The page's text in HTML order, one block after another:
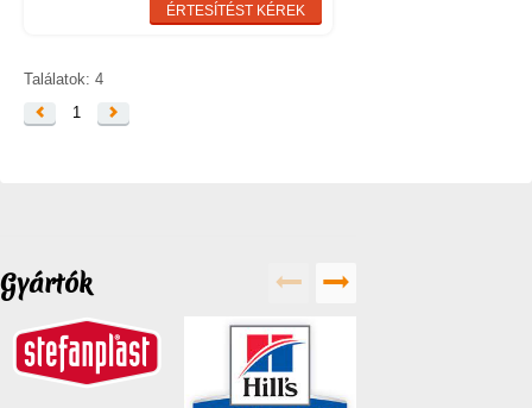
ÉRTESÍTÉST KÉREK
Találatok: 4
1
Gyártók